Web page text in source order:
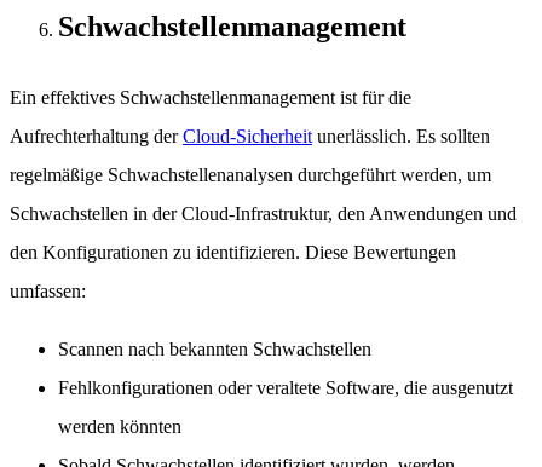
Schwachstellenmanagement
Ein effektives Schwachstellenmanagement ist für die
Aufrechterhaltung derCloud-Sicherheitunerlässlich. Es sollten
regelmäßige Schwachstellenanalysen durchgeführt werden, um
Schwachstellen in der Cloud-Infrastruktur, den Anwendungen und
den Konfigurationen zu identifizieren. Diese Bewertungen
umfassen:
Scannen nach bekannten Schwachstellen
Fehlkonfigurationen oder veraltete Software, die ausgenutzt
werden könnten